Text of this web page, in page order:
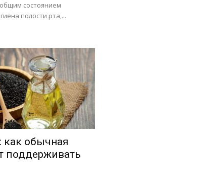
состоянием
полости рта,...
обычная
поддерживать